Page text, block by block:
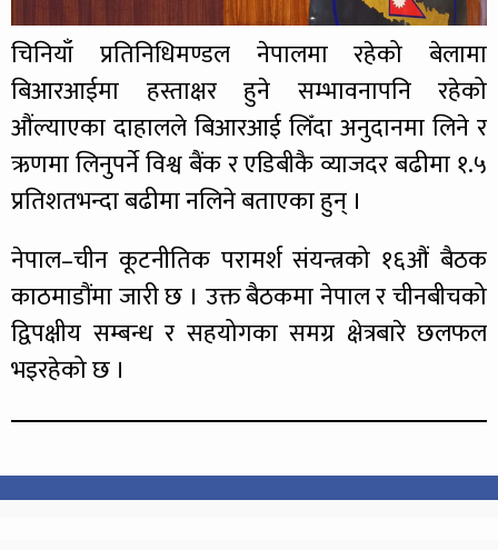
चिनियाँ प्रतिनिधिमण्डल नेपालमा रहेको बेलामा
बिआरआईमा हस्ताक्षर हुने सम्भावनापनि रहेको
औंल्याएका दाहालले बिआरआई लिँदा अनुदानमा लिने र
ऋणमा लिनुपर्ने विश्व बैंक र एडिबीकै व्याजदर बढीमा १.५
प्रतिशतभन्दा बढीमा नलिने बताएका हुन् ।
नेपाल–चीन कूटनीतिक परामर्श संयन्त्रको १६औं बैठक
काठमाडौंमा जारी छ । उक्त बैठकमा नेपाल र चीनबीचको
द्विपक्षीय सम्बन्ध र सहयोगका समग्र क्षेत्रबारे छलफल
भइरहेको छ ।